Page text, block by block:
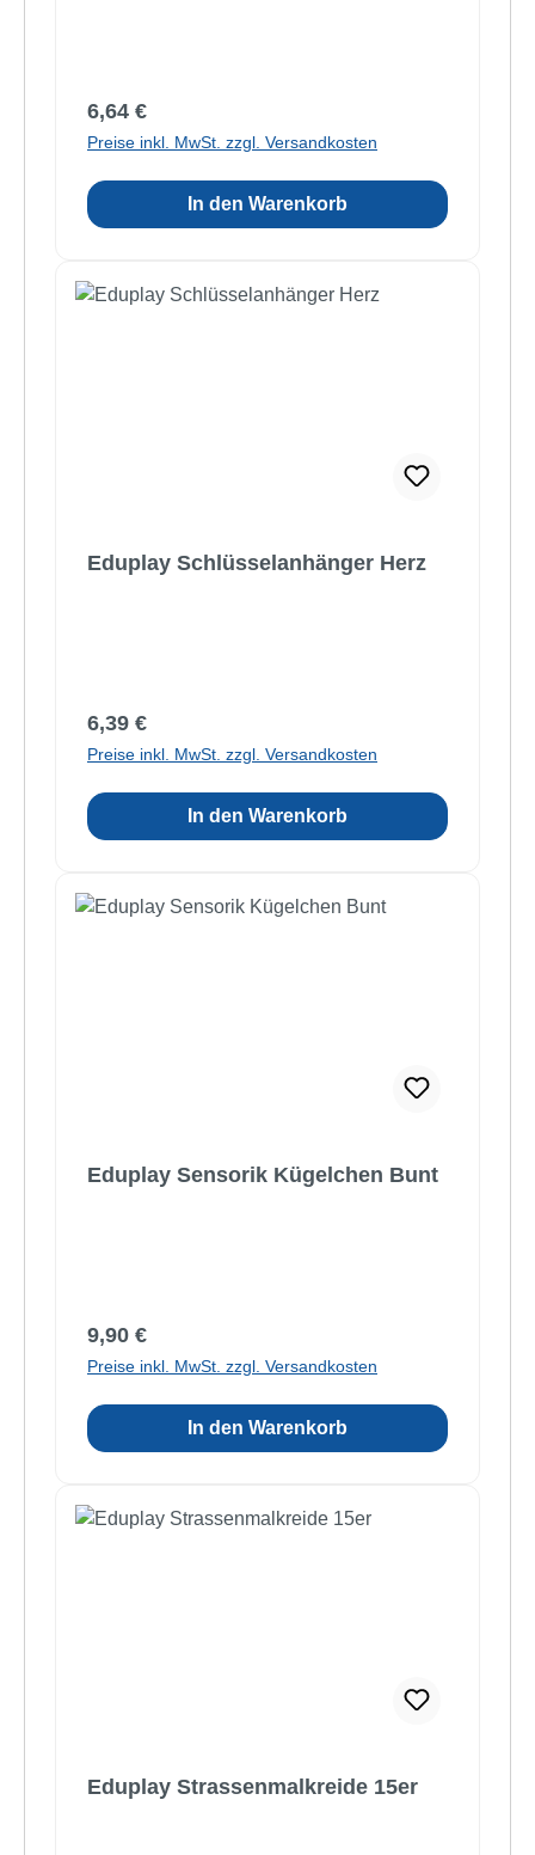
Regulärer Preis:
6,64 €
Preise inkl. MwSt. zzgl. Versandkosten
In den Warenkorb
Eduplay Schlüsselanhänger Herz
Regulärer Preis:
6,39 €
Preise inkl. MwSt. zzgl. Versandkosten
In den Warenkorb
Eduplay Sensorik Kügelchen Bunt
Regulärer Preis:
9,90 €
Preise inkl. MwSt. zzgl. Versandkosten
In den Warenkorb
Eduplay Strassenmalkreide 15er